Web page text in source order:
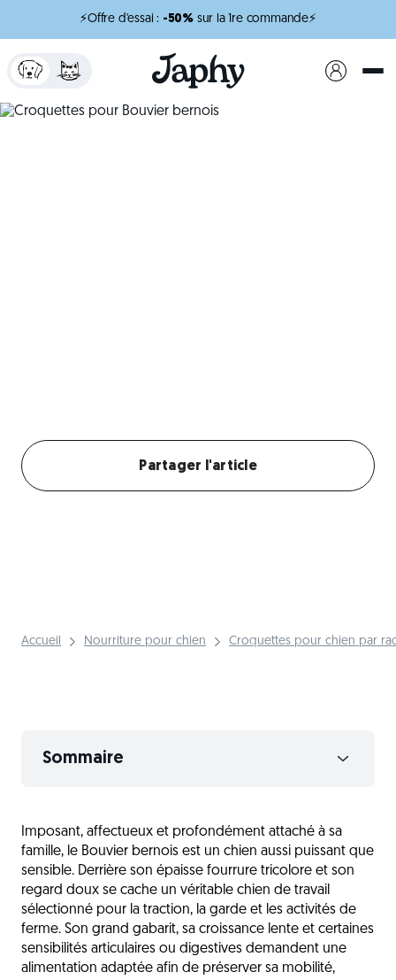
⚡Offre d'essai : -50% sur la 1re commande⚡
Partager l'article
Accueil Nourriture pour chien Croquettes pour chien par
Sommaire
La nutrition du Bouvier bernois
Les sensibilités du Bouvier bernois
Les critères de choix des croquettes
Les besoins selon les étapes de vie
Les erreurs fréquentes à éviter
Imposant, affectueux et profondément attaché à sa
famille, le Bouvier bernois est un chien aussi puissant que
sensible. Derrière son épaisse fourrure tricolore et son
regard doux se cache un véritable chien de travail
sélectionné pour la traction, la garde et les activités de
ferme. Son grand gabarit, sa croissance lente et certaines
sensibilités articulaires ou digestives demandent une
alimentation adaptée afin de préserver sa mobilité,